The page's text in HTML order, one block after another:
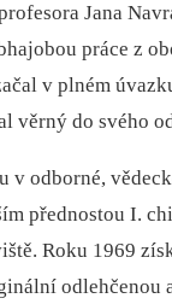
Jana
práce z
v plném
věrný do svého
v odborné,
přednostou I.
Roku 1969
odlehčenou